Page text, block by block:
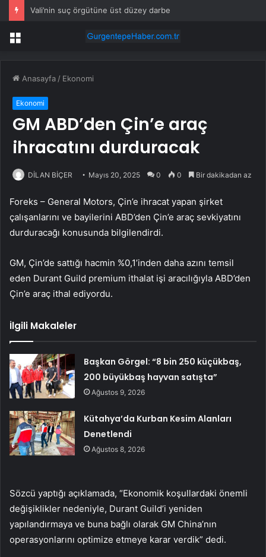
Vali’nin suç örgütüne üst düzey darbe
Menü
Anasayfa / Ekonomi
Ekonomi
GM ABD’den Çin’e araç
ihracatını durduracak
DİLAN BİÇER Mayıs 20, 2025 0 0 Bir dakikadan az
Foreks – General Motors, Çin’e ihracat yapan şirket
çalışanlarını ve bayilerini ABD’den Çin’e araç sevkiyatını
durduracağı konusunda bilgilendirdi.
GM, Çin’de sattığı hacmin %0,1’inden daha azını temsil
eden Durant Guild premium ithalat işi aracılığıyla ABD’den
Çin’e araç ithal ediyordu.
İlgili Makaleler
Başkan Görgel: “8 bin 250 küçükbaş,
200 büyükbaş hayvan satışta”
Ağustos 9, 2026
Kütahya’da Kurban Kesim Alanları
Denetlendi
Ağustos 8, 2026
Sözcü yaptığı açıklamada, “Ekonomik koşullardaki önemli
değişiklikler nedeniyle, Durant Guild’i yeniden
yapılandırmaya ve buna bağlı olarak GM China’nın
operasyonlarını optimize etmeye karar verdik” dedi.